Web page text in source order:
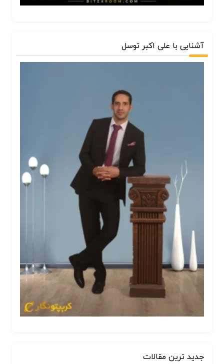
آشنایی با علی اکبر توسل
جدید ترین مقالات